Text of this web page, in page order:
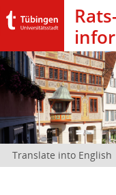
Translate into English